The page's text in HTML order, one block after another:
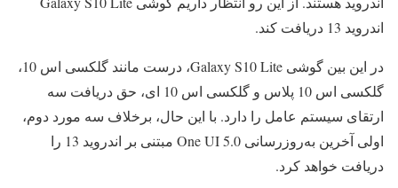
اندروید 13 دریافت کند.
در این بین گوشی Galaxy S10 Lite، درست مانند گلکسی اس 10،
گلکسی اس 10 پلاس و گلکسی اس 10 ای، حق دریافت سه
ارتقای سیستم عامل را دارد. با این حال، برخلاف سه مورد دوم،
اولی آخرین به‌روزرسانی One UI 5.0 مبتنی بر اندروید 13 را
دریافت خواهد کرد.